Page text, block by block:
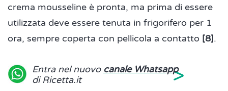
crema mousseline è pronta, ma prima di essere
utilizzata deve essere tenuta in frigorifero per 1
ora, sempre coperta con pellicola a contatto [8].
Entra nel nuovo canale Whatsapp
di Ricetta.it
>